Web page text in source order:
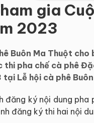
gia
2023
Buôn Ma Thuột
thi pha chế cà phê
Lễ hội cà phê
đăng ký nội dung
đăng ký thi hai nội